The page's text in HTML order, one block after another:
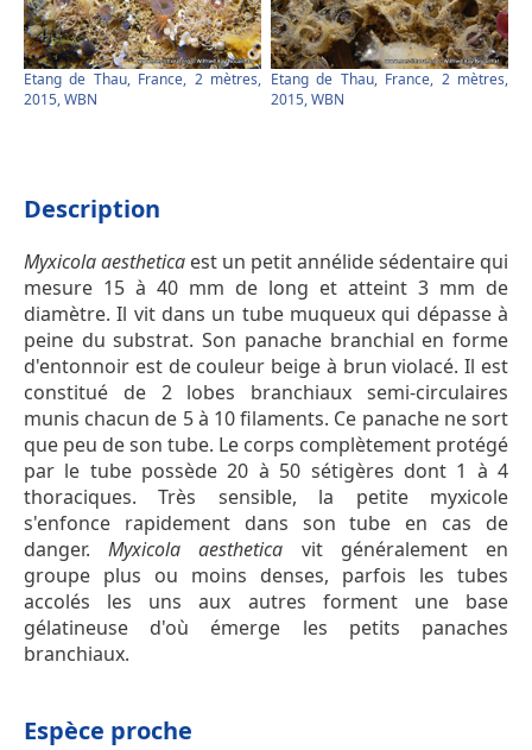
Etang de Thau, France, 2 mètres,
2015, WBN
Etang de Thau, France, 2 mètres,
2015, WBN
Description
Myxicola aesthetica est un petit annélide sédentaire qui
mesure 15 à 40 mm de long et atteint 3 mm de
diamètre. Il vit dans un tube muqueux qui dépasse à
peine du substrat. Son panache branchial en forme
d'entonnoir est de couleur beige à brun violacé. Il est
constitué de 2 lobes branchiaux semi-circulaires
munis chacun de 5 à 10 filaments. Ce panache ne sort
que peu de son tube. Le corps complètement protégé
par le tube possède 20 à 50 sétigères dont 1 à 4
thoraciques. Très sensible, la petite myxicole
s'enfonce rapidement dans son tube en cas de
danger.Myxicola aesthetica vit généralement en
groupe plus ou moins denses, parfois les tubes
accolés les uns aux autres forment une base
gélatineuse d'où émerge les petits panaches
branchiaux.
Espèce proche